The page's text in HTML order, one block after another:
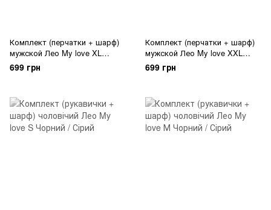
Комплект (перчатки + шарф)
мужской Лео My love XL
Черный / Темно-зелений
699 грн
Комплект (перчатки + шарф)
мужской Лео My love XXL
Черный / Темно-зелений
699 грн